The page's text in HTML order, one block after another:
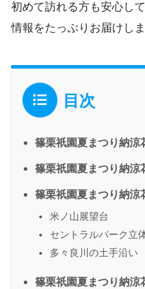
初めて訪れる方も安心し
情報をたっぷりお届けしま
目次
篠栗祇園夏まつり納涼
篠栗祇園夏まつり納涼
篠栗祇園夏まつり納涼
米ノ山展望台
セントラルパーク立
多々良川の土手沿い
篠栗祇園夏まつり納涼